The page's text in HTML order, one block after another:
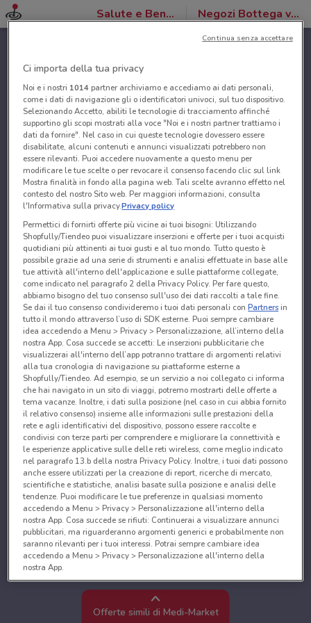
Salute e Benessere Negozi Bottega verde
Offerte simili di Medi-Market
Ci importa della tua privacy
Noi e i nostri 1014partner archiviamo e accediamo ai dati personali,
come i dati di navigazione gli o identificatori univoci, sul tuo dispositivo.
Selezionando Accetto, abiliti le tecnologie di tracciamento affinché
supportino gli scopi mostrati alla voce "Noi e i nostri partner trattiamo i
dati da fornire". Nel caso in cui queste tecnologie dovessero essere
disabilitate, alcuni contenuti e annunci visualizzati potrebbero non
essere rilevanti. Puoi accedere nuovamente a questo menu per
modificare le tue scelte o per revocare il consenso facendo clic sul link
Mostra finalità in fondo alla pagina web. Tali scelte avranno effetto nel
contesto del nostro Sito web. Per maggiori informazioni, consulta
l'Informativa sulla privacy.Privacy policy
Permettici di fornirti offerte più vicine ai tuoi bisogni: Utilizzando
Shopfully/Tiendeo puoi visualizzare inserzioni e offerte per i tuoi acquisti
quotidiani più attinenti ai tuoi gusti e al tuo mondo. Tutto questo è
possibile grazie ad una serie di strumenti e analisi effettuate in base alle
tue attività all'interno dell'applicazione e sulle piattaforme collegate,
come indicato nel paragrafo 2 della Privacy Policy. Per fare questo,
abbiamo bisogno del tuo consenso sull'uso dei dati raccolti a tale fine.
Se dai il tuo consenso condivideremo i tuoi dati personali conPartnersin
tutto il mondo attraverso l’uso di SDK esterne. Puoi sempre cambiare
idea accedendo a Menu > Privacy > Personalizzazione, all’interno della
nostra App. Cosa succede se accetti: Le inserzioni pubblicitarie che
visualizzerai all'interno dell’app potranno trattare di argomenti relativi
alla tua cronologia di navigazione su piattaforme esterne a
Shopfully/Tiendeo. Ad esempio, se un servizio a noi collegato ci informa
che hai navigato in un sito di viaggi, potremo mostrarti delle offerte a
tema vacanze. Inoltre, i dati sulla posizione (nel caso in cui abbia fornito
il relativo consenso) insieme alle informazioni sulle prestazioni della
rete e agli identificativi del dispositivo, possono essere raccolte e
condivisi con terze parti per comprendere e migliorare la connettività e
le esperienze applicative sulle delle reti wireless, come meglio indicato
nel paragrafo 13.b della nostra Privacy Policy. Inoltre, i tuoi dati possono
anche essere utilizzati per la creazione di report, ricerche di mercato,
scientifiche e statistiche, analisi basate sulla posizione e analisi delle
tendenze. Puoi modificare le tue preferenze in qualsiasi momento
accedendo a Menu > Privacy > Personalizzazione all'interno della
nostra App. Cosa succede se rifiuti: Continuerai a visualizzare annunci
pubblicitari, ma riguarderanno argomenti generici e probabilmente non
saranno rilevanti per i tuoi interessi. Potrai sempre cambiare idea
accedendo a Menu > Privacy > Personalizzazione all'interno della
nostra App.
Noi e i nostri partner trattiamo i dati per fornire:
Utilizzare dati di geolocalizzazione precisi. Scansione attiva delle
caratteristiche del dispositivo ai fini dell’identificazione. Archiviare
Continua senza accettare